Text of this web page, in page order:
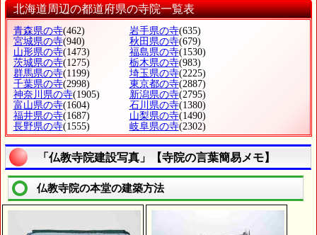
北海道周辺の都道府県の寺院一覧表
青森県の寺(462) 岩手県の寺(635)
宮城県の寺(940) 秋田県の寺(679)
山形県の寺(1473) 福島県の寺(1530)
茨城県の寺(1275) 栃木県の寺(983)
群馬県の寺(1199) 埼玉県の寺(2225)
千葉県の寺(2998) 東京都の寺(2887)
神奈川県の寺(1905) 新潟県の寺(2795)
富山県の寺(1604) 石川県の寺(1380)
福井県の寺(1687) 山梨県の寺(1490)
長野県の寺(1555) 岐阜県の寺(2302)
「仏教寺院建設写真」【寺院の言葉簡易メモ】
仏教寺院の本堂の建築方法